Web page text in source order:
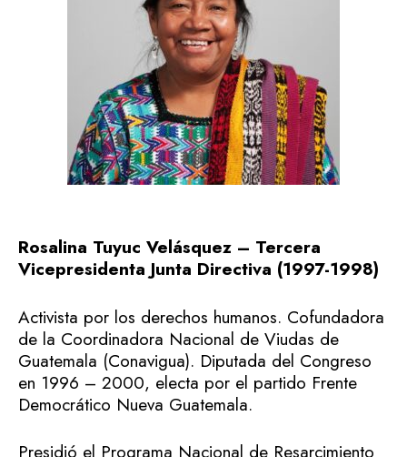
Rosalina Tuyuc Velásquez – Tercera
Vicepresidenta Junta Directiva (1997-1998)
Activista por los derechos humanos. Cofundadora
de la Coordinadora Nacional de Viudas de
Guatemala (Conavigua). Diputada del Congreso
en 1996 – 2000, electa por el partido Frente
Democrático Nueva Guatemala.